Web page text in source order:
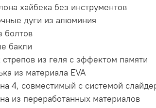
хайбека без инструментов
дуги из алюминия
болтов
бакли
из геля с эффектом памяти
из материала EVA
4, совместимый с системой
из переработанных материалов